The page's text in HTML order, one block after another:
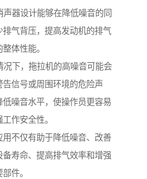
器设计能够在降低噪音的同
排气背压，提高发动机的排气
体性能。
况下，拖拉机的高噪音可能会
信号或周围环境的危险声
噪音水平，使操作员更容易
作安全性。
不仅有助于降低噪音、改善
寿命、提高排气效率和增强
件。